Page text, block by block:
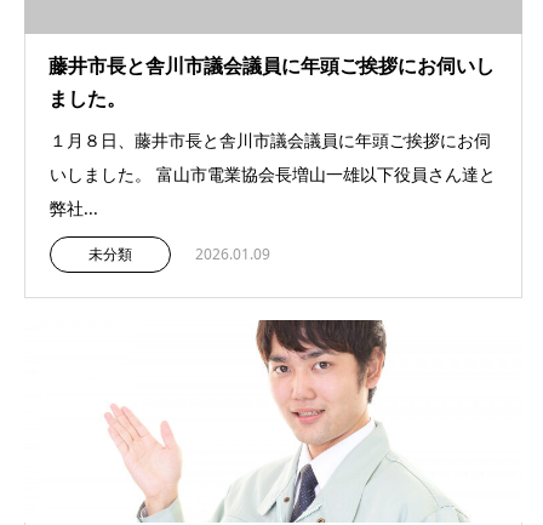
藤井市長と舎川市議会議員に年頭ご挨拶にお伺いし
ました。
１月８日、藤井市長と舎川市議会議員に年頭ご挨拶にお伺
いしました。 富山市電業協会長増山一雄以下役員さん達と
弊社...
未分類 2026.01.09